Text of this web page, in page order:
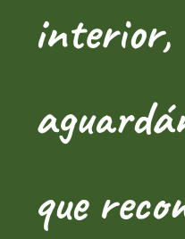
interior,
que